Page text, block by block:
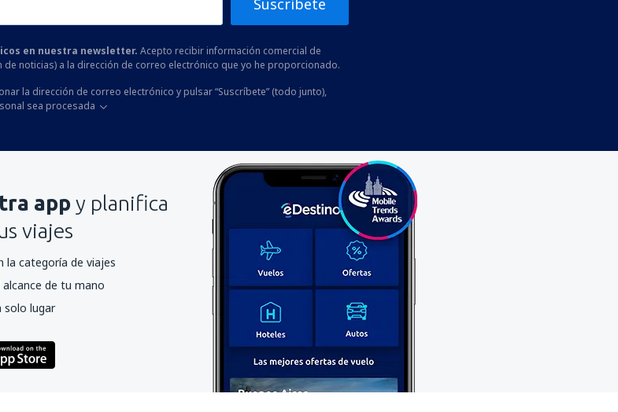
en nuestra newsletter. Acepto recibir información comercial de
de noticias) a la dirección de correo electrónico que yo he proporcionado.
la dirección de correo electrónico y pulsar “Suscríbete” (todo junto),
sea procesada
app y planifica
viajes
la categoría de viajes
de tu mano
solo lugar